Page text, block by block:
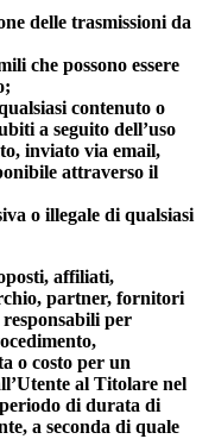
delle trasmissioni da
che possono essere
contenuto o
a seguito dell’uso
inviato via email,
attraverso il
o illegale di qualsiasi
affiliati,
partner, fornitori
per
o costo per un
al Titolare nel
di durata di
a seconda di quale